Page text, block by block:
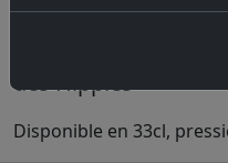
Highway To Helles
White Jurassian
des Hippies
Disponible en 33cl,